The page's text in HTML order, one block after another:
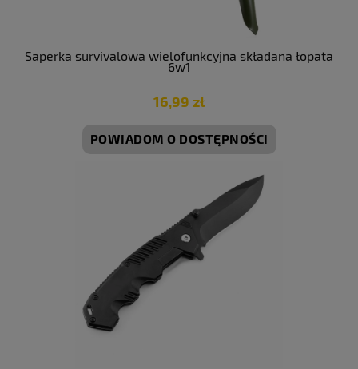
Saperka survivalowa wielofunkcyjna składana łopata
6w1
16,99 zł
POWIADOM O DOSTĘPNOŚCI